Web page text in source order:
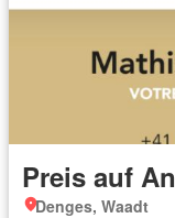
Preis auf
Denges, Waadt